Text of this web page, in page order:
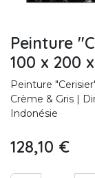
Peinture
100 x 200
Peinture
Crème & Gris |
Indonésie
128,10 €